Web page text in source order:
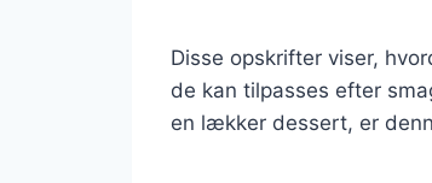
Disse opskrifter viser,
de kan tilpasses efter
en lækker dessert, er